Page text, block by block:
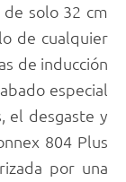
solo 32 cm
de cualquier
de inducción
especial
el desgaste y
804 Plus
por una